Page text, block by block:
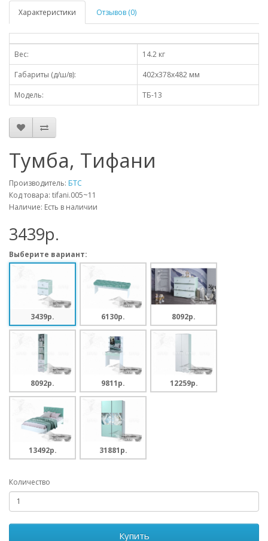
Характеристики Отзывов (0)
Вес:
14.2 кг
Габариты (д/ш/в):
402x378x482 мм
Модель:
ТБ-13
Тумба, Тифани
Производитель: БТС
Код товара: tifani.005~11
Наличие: Есть в наличии
3439p.
Выберите вариант:
3439p. 6130p. 8092p.
8092p. 9811p. 12259p.
13492p. 31881p.
Количество
Купить